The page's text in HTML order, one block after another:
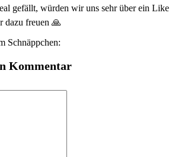
gefällt, würden wir uns sehr über ein Like
dazu freuen 🙏
Schnäppchen:
Kommentar